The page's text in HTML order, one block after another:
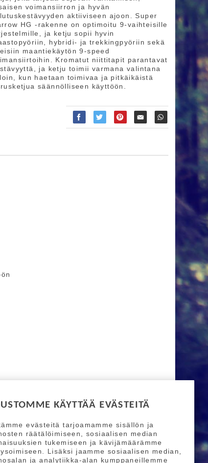
KÄYTTÄÄ EVÄSTEITÄ
evästeitä tarjoamamme sisällön ja
räätälöimiseen, sosiaalisen median
tukemiseen ja kävijämäärämme
Lisäksi jaamme sosiaalisen median,
ja analytiikka-alan kumppaneillemme
voimansiirron ja hyvän
aktiiviseen ajoon. Super
HG -rakenne on optimoitu 9-vaihteisille
ja ketju sopii hyvin
hybridi- ja trekkingpyöriin sekä
maantiekäytön 9-speed
Kromatut niittitapit parantavat
ja ketju toimii varmana valintana
kun haetaan toimivaa ja pitkäikäistä
säännölliseen käyttöön.